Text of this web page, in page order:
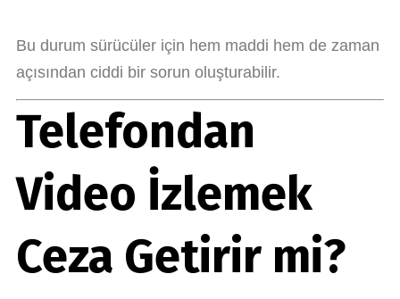
Bu durum sürücüler için hem maddi hem de zaman
açısından ciddi bir sorun oluşturabilir.
Telefondan
Video İzlemek
Ceza Getirir mi?